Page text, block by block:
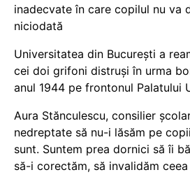
inadecvate în care copilul nu va
niciodată
Universitatea din București a
cei doi grifoni distruși în urma
anul 1944 pe frontonul Palatului
Aura Stănculescu, consilier
nedreptate să nu-i lăsăm pe
sunt. Suntem prea dornici să îi
să-i corectăm, să invalidăm